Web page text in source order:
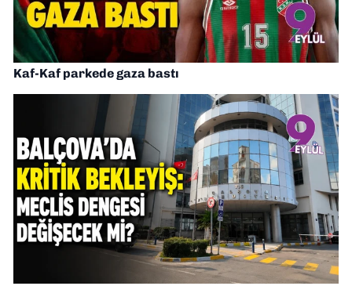
Kaf-Kaf parkede gaza bastı